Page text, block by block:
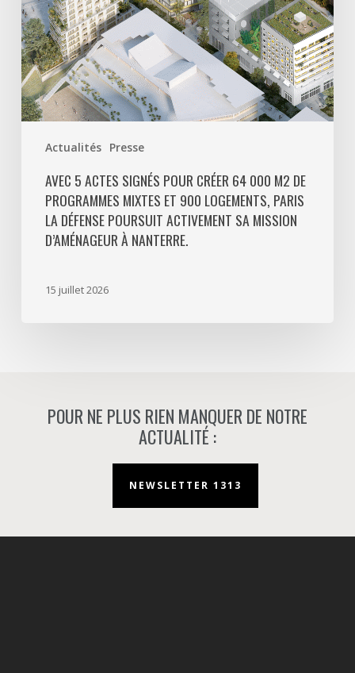
Actualités Presse
de
programmes
mixtes
et
900
logements,
Défense
poursuit
activement
AVEC 5 ACTES SIGNÉS POUR CRÉER 64 000 M2 DE
PROGRAMMES MIXTES ET 900 LOGEMENTS, PARIS
LA DÉFENSE POURSUIT ACTIVEMENT SA MISSION
D’AMÉNAGEUR À NANTERRE.
15 juillet 2026
POUR NE PLUS RIEN MANQUER DE NOTRE
ACTUALITÉ :
NEWSLETTER 1313